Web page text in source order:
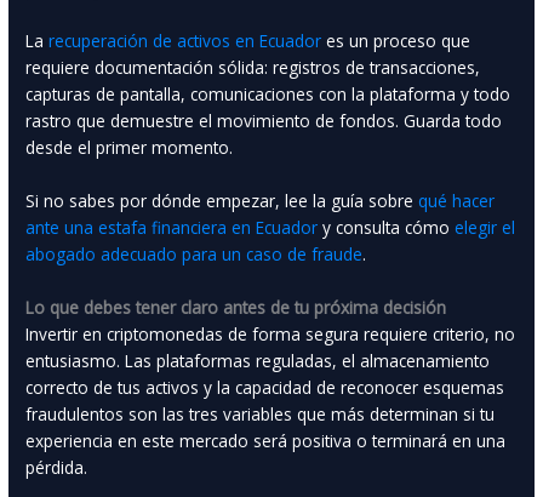
Larecuperación de activos en Ecuador es un proceso que
requiere documentación sólida: registros de transacciones,
capturas de pantalla, comunicaciones con la plataforma y todo
rastro que demuestre el movimiento de fondos. Guarda todo
desde el primer momento.
Si no sabes por dónde empezar, lee la guía sobrequé hacer
ante una estafa financiera en Ecuador y consulta cómoelegir el
abogado adecuado para un caso de fraude.
Lo que debes tener claro antes de tu próxima decisión
Invertir en criptomonedas de forma segura requiere criterio, no
entusiasmo. Las plataformas reguladas, el almacenamiento
correcto de tus activos y la capacidad de reconocer esquemas
fraudulentos son las tres variables que más determinan si tu
experiencia en este mercado será positiva o terminará en una
pérdida.